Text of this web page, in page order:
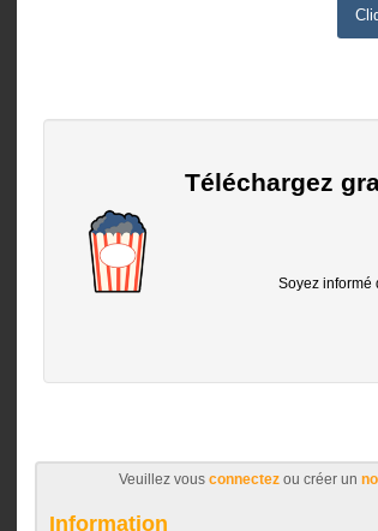
Téléchargez
Soyez informé
Veuillez vous connectez ou créer un
Information